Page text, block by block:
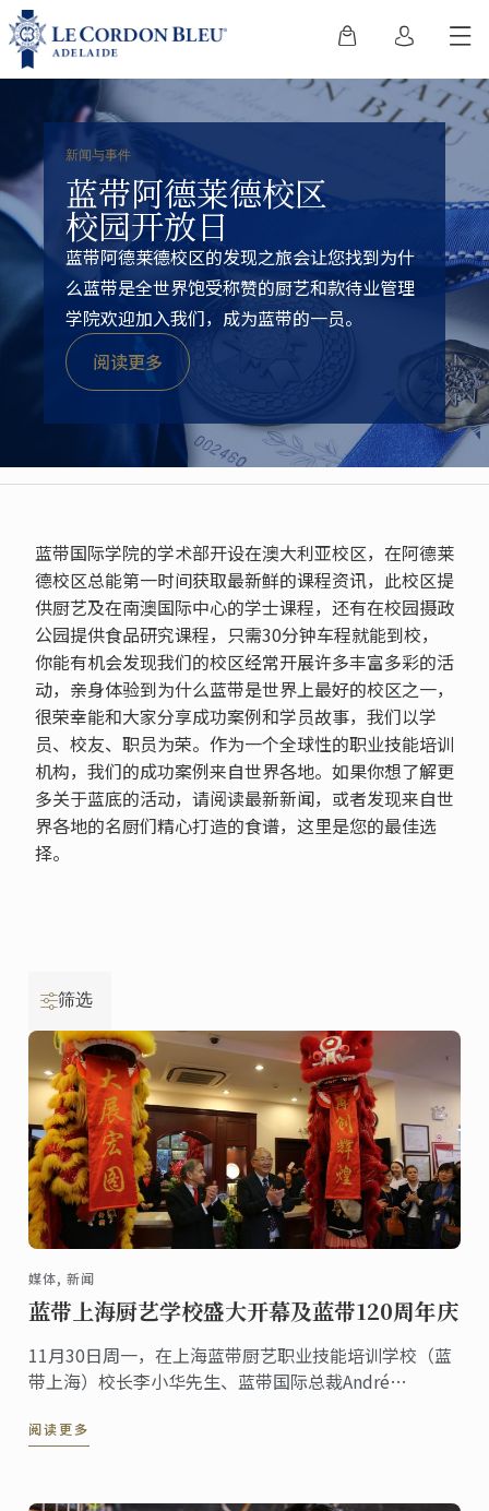
新闻与事件
蓝带阿德莱德校区
校园开放日
蓝带阿德莱德校区的发现之旅会让您找到为什
么蓝带是全世界饱受称赞的厨艺和款待业管理
学院欢迎加入我们，成为蓝带的一员。
阅读更多
蓝带国际学院的学术部开设在澳大利亚校区，在阿德莱
德校区总能第一时间获取最新鲜的课程资讯，此校区提
供厨艺及在南澳国际中心的学士课程，还有在校园摄政
公园提供食品研究课程，只需30分钟车程就能到校，
你能有机会发现我们的校区经常开展许多丰富多彩的活
动，亲身体验到为什么蓝带是世界上最好的校区之一，
很荣幸能和大家分享成功案例和学员故事，我们以学
员、校友、职员为荣。作为一个全球性的职业技能培训
机构，我们的成功案例来自世界各地。如果你想了解更
多关于蓝底的活动，请阅读最新新闻，或者发现来自世
界各地的名厨们精心打造的食谱，这里是您的最佳选
择。
筛选
媒体, 新闻
蓝带上海厨艺学校盛大开幕及蓝带120周年庆
11月30日周一，在上海蓝带厨艺职业技能培训学校（蓝
带上海）校长李小华先生、蓝带国际总裁André
先生的共同主持下，上海蓝带厨艺职业技能培训学校盛
阅读更多